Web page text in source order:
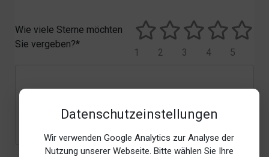
Datenschutzeinstellungen
Wir verwenden Google Analytics zur Analyse der
Nutzung unserer Webseite. Bitte wählen Sie Ihre
Wie viele Sterne möchten
Sie vergeben?*
5
4
3
2
1